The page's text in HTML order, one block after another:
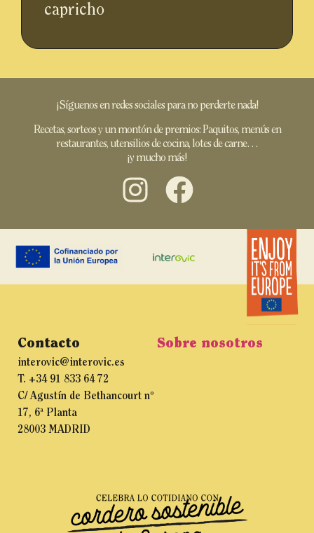
capricho
¡Síguenos en redes sociales para no perderte nada!
Recetas, sorteos y un montón de premios: Paquitos, menús en
restaurantes, utensilios de cocina, lotes de carne…
¡y mucho más!
Contacto
interovic@interovic.es
T. +34 91 833 64 72
C/ Agustín de Bethancourt nº
17, 6ª Planta
28003 MADRID
Sobre nosotros